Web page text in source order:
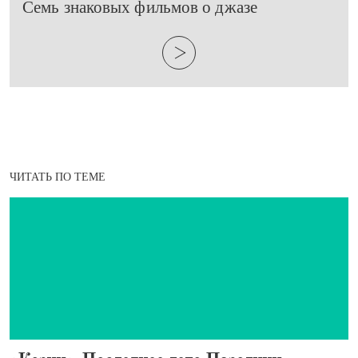
​Семь знаковых фильмов о джазе
ЧИТАТЬ ПО ТЕМЕ